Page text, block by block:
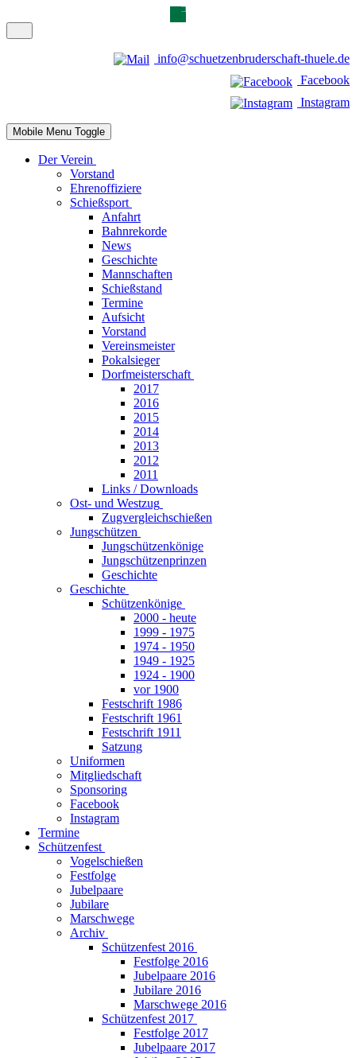
info@schuetzenbruderschaft-thuele.de
Facebook
Instagram
Mobile Menu Toggle
Der Verein
Vorstand
Ehrenoffiziere
Schießsport
Anfahrt
Bahnrekorde
News
Geschichte
Mannschaften
Schießstand
Termine
Aufsicht
Vorstand
Vereinsmeister
Pokalsieger
Dorfmeisterschaft
2017
2016
2015
2014
2013
2012
2011
Links / Downloads
Ost- und Westzug
Zugvergleichschießen
Jungschützen
Jungschützenkönige
Jungschützenprinzen
Geschichte
Geschichte
Schützenkönige
2000 - heute
1999 - 1975
1974 - 1950
1949 - 1925
1924 - 1900
vor 1900
Festschrift 1986
Festschrift 1961
Festschrift 1911
Satzung
Uniformen
Mitgliedschaft
Sponsoring
Facebook
Instagram
Termine
Schützenfest
Vogelschießen
Festfolge
Jubelpaare
Jubilare
Marschwege
Archiv
Schützenfest 2016
Festfolge 2016
Jubelpaare 2016
Jubilare 2016
Marschwege 2016
Schützenfest 2017
Festfolge 2017
Jubelpaare 2017